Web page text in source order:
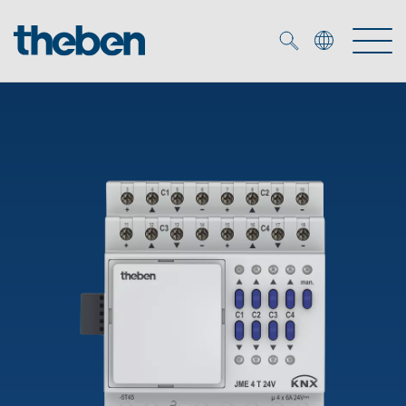
Smart Home
Aanwezigheids- en bewegingsmelders
LED spot
OEM-oplossingen
OEM-experts
Oplossingen
Tijd- en lichtregeling
Mediatheek